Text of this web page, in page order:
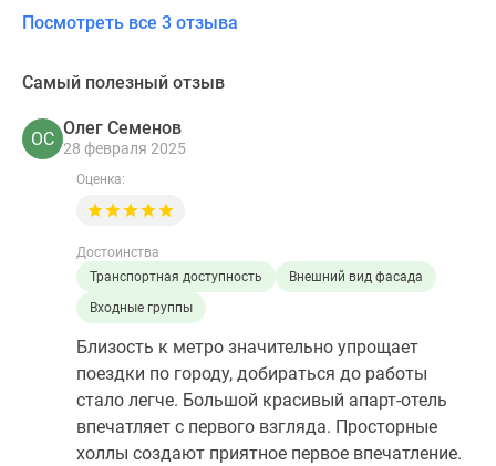
Посмотреть все 3 отзыва
Самый полезный отзыв
ОС
Олег Семенов
28 февраля 2025
Оценка:
Достоинства
Транспортная доступность
Внешний вид фасада
Входные группы
Близость к метро значительно упрощает
поездки по городу, добираться до работы
стало легче. Большой красивый апарт-отель
впечатляет с первого взгляда. Просторные
холлы создают приятное первое впечатление.